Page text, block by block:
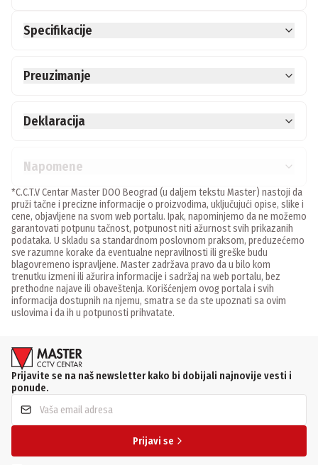
Specifikacije
Preuzimanje
Deklaracija
Napomene
*C.C.T.V Centar Master DOO Beograd (u daljem tekstu Master) nastoji da
pruži tačne i precizne informacije o proizvodima, uključujući opise, slike i
cene, objavljene na svom web portalu. Ipak, napominjemo da ne možemo
garantovati potpunu tačnost, potpunost niti ažurnost svih prikazanih
podataka. U skladu sa standardnom poslovnom praksom, preduzećemo
sve razumne korake da eventualne nepravilnosti ili greške budu
blagovremeno ispravljene. Master zadržava pravo da u bilo kom
trenutku izmeni ili ažurira informacije i sadržaj na web portalu, bez
prethodne najave ili obaveštenja. Korišćenjem ovog portala i svih
informacija dostupnih na njemu, smatra se da ste upoznati sa ovim
uslovima i da ih u potpunosti prihvatate.
Prijavite se na naš newsletter kako bi dobijali najnovije vesti i
ponude.
Prijavi se